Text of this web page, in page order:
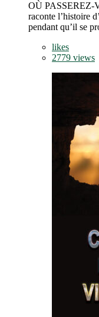
OÙ PASSEREZ-
raconte l’histoire
pendant qu’il se
likes
2779 views